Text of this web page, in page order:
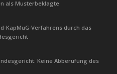
als Musterbeklagte
KapMuG-Verfahrens durch das
Keine Abberufung des